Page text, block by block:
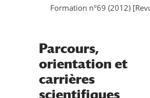
Formation n°69 (2012)
Parcours,
orientation et
carrières
scientifiques